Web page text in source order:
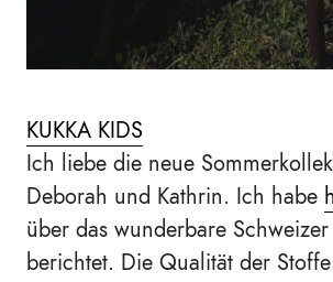
KUKKA KIDS
Ich liebe die neue
Deborah und Kathrin. Ich habe
über das wunderbare Schweizer
berichtet. Die Qualität der